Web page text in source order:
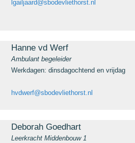
lgailjaard@sbodevliethorst.nl
Hanne vd Werf
Ambulant begeleider
Werkdagen: dinsdagochtend en vrijdag
hvdwerf@sbodevliethorst.nl
Deborah Goedhart
Leerkracht Middenbouw 1